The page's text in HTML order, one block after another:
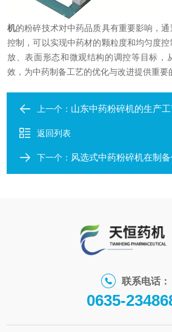
机的粉碎技术对中药品质具有重要影响，
控制，可以实现中药材的颗粒度和均匀度
放、表面形态和微观结构的调控等目标，
效，为中药制备工艺的优化与改进提供重要
上一个： 山东中药粉碎机的生产
返回列表
下一个： 风选式中药粉碎机在制备传统
联系电话：
0635-